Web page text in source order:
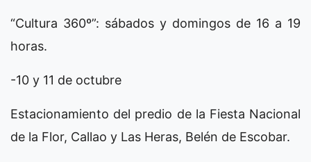
“Cultura 360º”: sábados y domingos de 16 a 19
horas.
-10 y 11 de octubre
Estacionamiento del predio de la Fiesta Nacional
de la Flor, Callao y Las Heras, Belén de Escobar.